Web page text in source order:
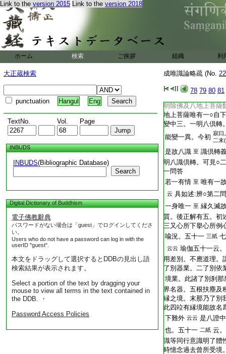
Link to the version 2015 Link to the version 2018
ホーム 検索 ご挨拶 組織 利
大正蔵検索
punctuation Hangul Eng
TextNo. Vol. Page
INBUDS
INBUDS(Bibliographic Database)
Search
Digital Dictionary of Buddhism
電子佛教辭典
パスワードがない場合は「guest」でログインしてくださ
い。
Users who do not have a password can log in with the
userID "guest".
本文をドラッグして選択するとDDBの見出し語
検索結果が表示されます。
Select a portion of the text by dragging your
mouse to view all terms in the text contained in
the DDB. ・
Password Access Policies
成唯識論略疏 (No.
78 79 80 81
悶有心可知○第三總結
除此五位意識恒起
中有三。一問答死
著。可解。六位無心
不説入無餘位
此顯六識
此五位中 至 無睡悶
明除佛及八地上菩薩
地上菩薩唯有一○自
變中三。一明八倶轉
能變一異。今初 寂曰
二末
是故八識 至 識倶轉
明八識倶轉。可見○
一問答
若一有情 至 唯有一
云 具如述:辨○第二
一身唯一 至 縁久滅
質。後正解有五。初
三又心所下擧心所例
喩況。五十一 三紙
云云 瑜伽五十一云
用差別。不應道理。
了別器業。二了別依
境業。此諸了別刹那
界名器。五根扶塵及
縁之境。末那乃了別
此四竝有縁境能故名
下難外 云云 是八證
也。五十一 二紙 云
識等同行意識明了體
時憶念過去曾所受境